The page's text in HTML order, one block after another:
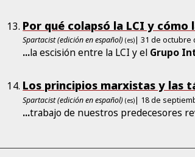
Por qué colapsó la LCI y
Spartacist (edición en español) (es)| 31 de octubre
...la escisión entre la LCI y el Grupo
Los principios marxistas y las
Spartacist (edición en español) (es)| 18 de
...trabajo de nuestros predecesores